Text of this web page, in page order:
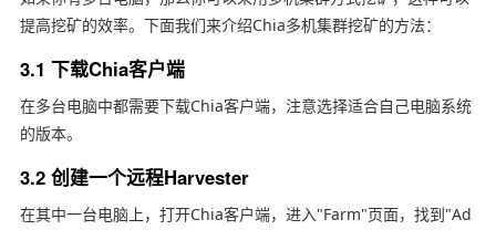
提高挖矿的效率。下面我们来介绍Chia多机集群挖矿的方法：
3.1 下载Chia客户端
在多台电脑中都需要下载Chia客户端，注意选择适合自己电脑系统
的版本。
3.2 创建一个远程Harvester
在其中一台电脑上，打开Chia客户端，进入"Farm"页面，找到"Ad